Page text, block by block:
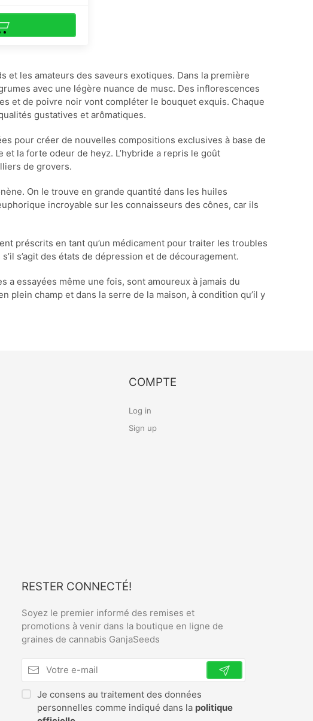
et les amateurs des saveurs exotiques. Dans la première
avec une légère nuance de musc. Des inflorescences
et de poivre noir vont compléter le bouquet exquis. Chaque
gustatives et arômatiques.
pour créer de nouvelles compositions exclusives à base de
la forte odeur de heyz. L’hybride a repris le goût
de grovers.
On le trouve en grande quantité dans les huiles
incroyable sur les connaisseurs des cônes, car ils
préscrits en tant qu’un médicament pour traiter les troubles
s’agit des états de dépression et de découragement.
a essayées même une fois, sont amoureux à jamais du
plein champ et dans la serre de la maison, à condition qu’il y
COMPTE
Log in
Sign up
RESTER CONNECTÉ!
Soyez le premier informé des remises et
promotions à venir dans la boutique en ligne de
graines de cannabis GanjaSeeds
Je consens au traitement des données
personnelles comme indiqué dans la politique